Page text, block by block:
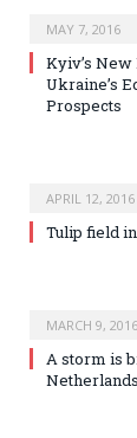
MAY 7, 2016
Kyiv’s
Ukraine’s
Prospects
APRIL 12, 2016
Tulip field
MARCH 9, 2016
A storm is
Netherlands